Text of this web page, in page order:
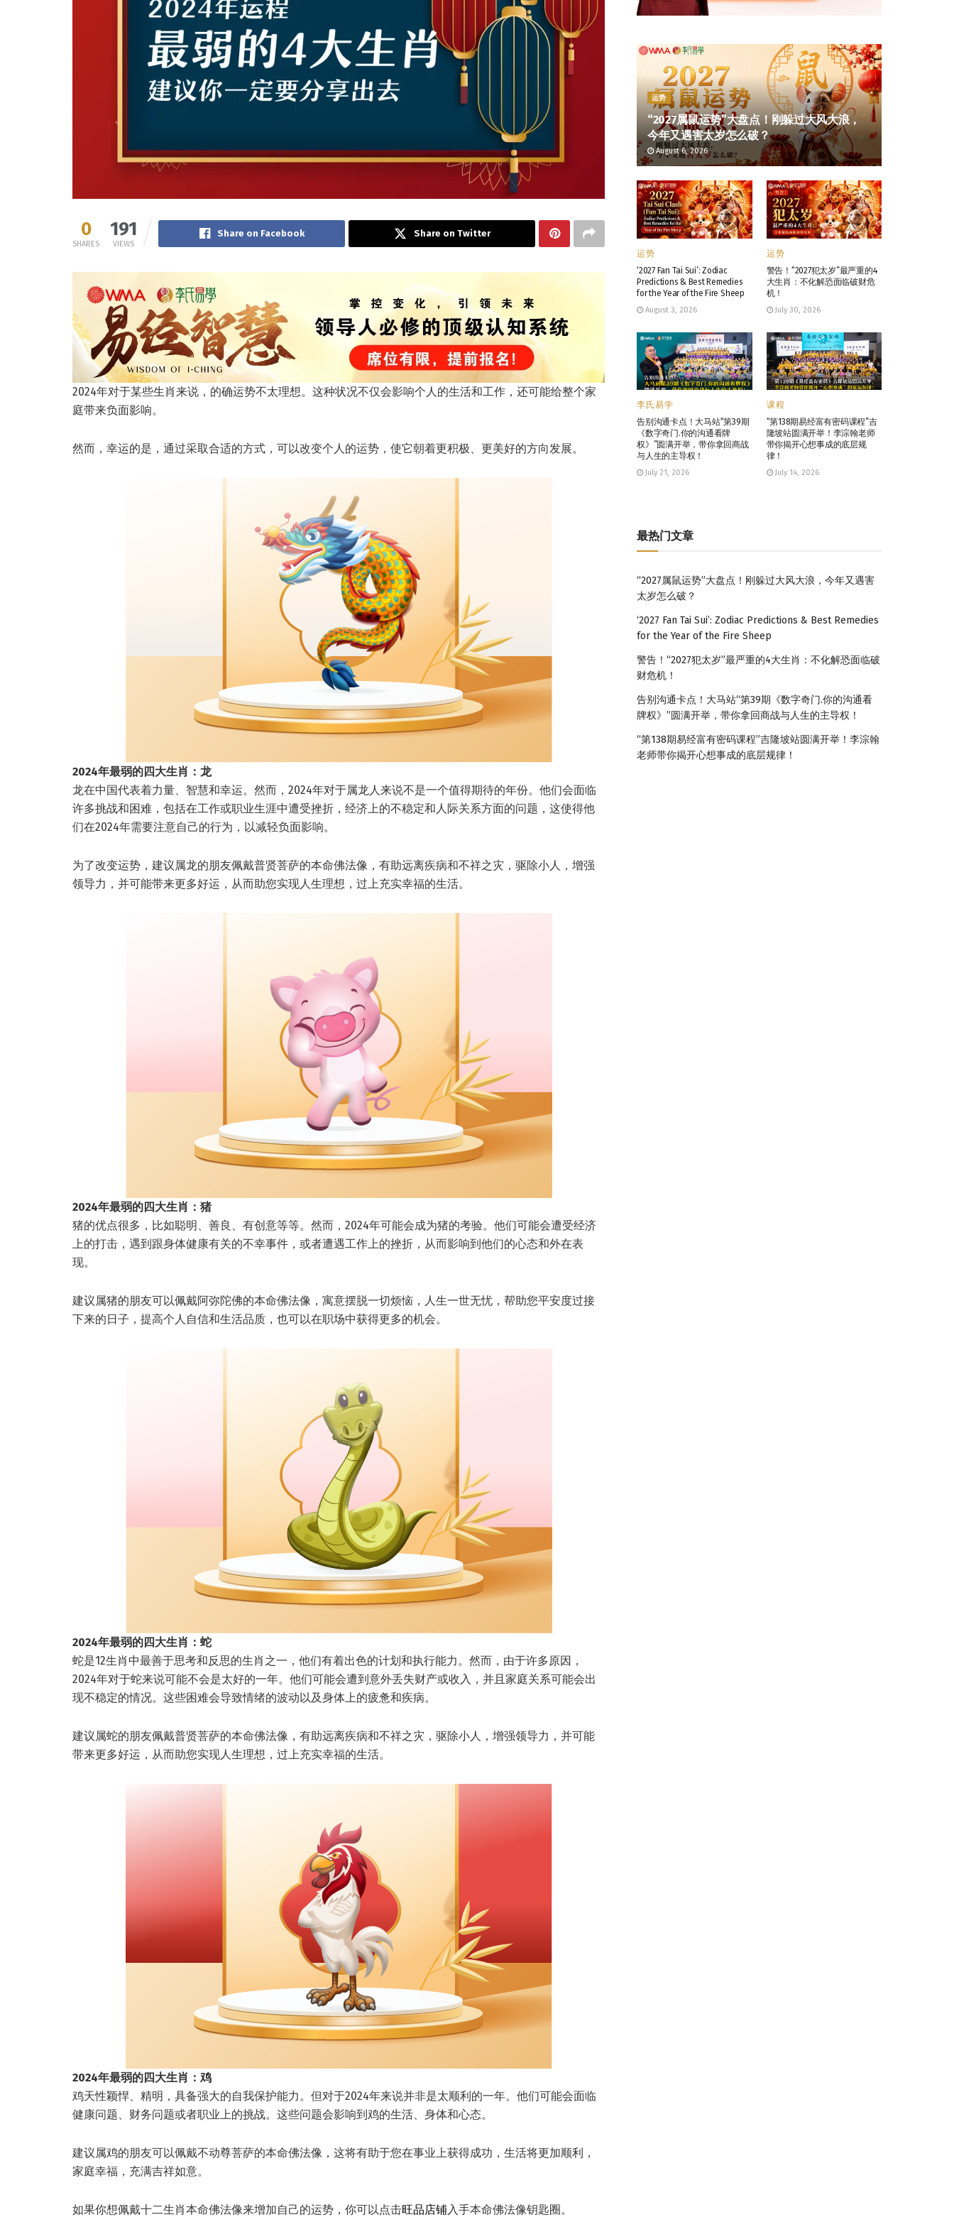
0
SHARES
191
VIEWS
Share on Facebook Share on Twitter
2024年对于某些生肖来说，的确运势不太理想。这种状况不仅会影响个人的生活和工作，还可能给整个家
庭带来负面影响。
然而，幸运的是，通过采取合适的方式，可以改变个人的运势，使它朝着更积极、更美好的方向发展。
2024年最弱的四大生肖：龙
龙在中国代表着力量、智慧和幸运。然而，2024年对于属龙人来说不是一个值得期待的年份。他们会面临
许多挑战和困难，包括在工作或职业生涯中遭受挫折，经济上的不稳定和人际关系方面的问题，这使得他
们在2024年需要注意自己的行为，以减轻负面影响。
为了改变运势，建议属龙的朋友佩戴普贤菩萨的本命佛法像，有助远离疾病和不祥之灾，驱除小人，增强
领导力，并可能带来更多好运，从而助您实现人生理想，过上充实幸福的生活。
2024年最弱的四大生肖：猪
猪的优点很多，比如聪明、善良、有创意等等。然而，2024年可能会成为猪的考验。他们可能会遭受经济
上的打击，遇到跟身体健康有关的不幸事件，或者遭遇工作上的挫折，从而影响到他们的心态和外在表
现。
建议属猪的朋友可以佩戴阿弥陀佛的本命佛法像，寓意摆脱一切烦恼，人生一世无忧，帮助您平安度过接
下来的日子，提高个人自信和生活品质，也可以在职场中获得更多的机会。
2024年最弱的四大生肖：蛇
蛇是12生肖中最善于思考和反思的生肖之一，他们有着出色的计划和执行能力。然而，由于许多原因，
2024年对于蛇来说可能不会是太好的一年。他们可能会遭到意外丢失财产或收入，并且家庭关系可能会出
现不稳定的情况。这些困难会导致情绪的波动以及身体上的疲惫和疾病。
建议属蛇的朋友佩戴普贤菩萨的本命佛法像，有助远离疾病和不祥之灾，驱除小人，增强领导力，并可能
带来更多好运，从而助您实现人生理想，过上充实幸福的生活。
2024年最弱的四大生肖：鸡
鸡天性颖悍、精明，具备强大的自我保护能力。但对于2024年来说并非是太顺利的一年。他们可能会面临
健康问题、财务问题或者职业上的挑战。这些问题会影响到鸡的生活、身体和心态。
建议属鸡的朋友可以佩戴不动尊菩萨的本命佛法像，这将有助于您在事业上获得成功，生活将更加顺利，
家庭幸福，充满吉祥如意。
如果你想佩戴十二生肖本命佛法像来增加自己的运势，你可以点击旺品店铺入手本命佛法像钥匙圈。
运势
“2027属鼠运势”大盘点！刚躲过大风大浪，
今年又遇害太岁怎么破？
August 6, 2026
运势
‘2027 Fan Tai Sui’: Zodiac
Predictions & Best Remedies
for the Year of the Fire Sheep
August 3, 2026
运势
警告！“2027犯太岁”最严重的4
大生肖：不化解恐面临破财危
机！
July 30, 2026
李氏易学
告别沟通卡点！大马站“第39期
《数字奇门.你的沟通看牌
权》”圆满开举，带你拿回商战
与人生的主导权！
July 21, 2026
课程
“第138期易经富有密码课程”吉
隆坡站圆满开举！李淙翰老师
带你揭开心想事成的底层规
律！
July 14, 2026
最热门文章
“2027属鼠运势”大盘点！刚躲过大风大浪，今年又遇害
太岁怎么破？
‘2027 Fan Tai Sui’: Zodiac Predictions & Best Remedies
for the Year of the Fire Sheep
警告！“2027犯太岁”最严重的4大生肖：不化解恐面临破
财危机！
告别沟通卡点！大马站“第39期《数字奇门.你的沟通看
牌权》”圆满开举，带你拿回商战与人生的主导权！
“第138期易经富有密码课程”吉隆坡站圆满开举！李淙翰
老师带你揭开心想事成的底层规律！